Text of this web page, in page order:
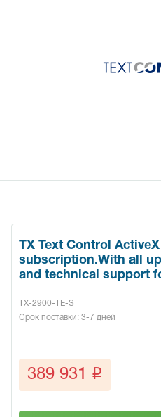
TX Text Control
subscription.With all
and technical support
TX-2900-TE-S
Срок поставки: 3-7 дней
389 931 q